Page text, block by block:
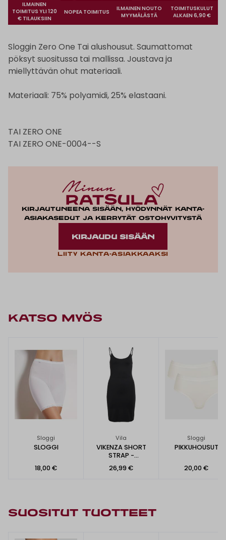
ILMAINEN
TOIMITUS YLI 120
€ TILAUKSIIN
NOPEA TOIMITUS
ILMAINEN NOUTO
MYYMÄLÄSTÄ
TOIMITUSKULUT
ALKAEN 6,90 €
Sloggin Zero One Tai alushousut. Saumattomat
pöksyt suositussa tai mallissa. Joustava ja
miellyttävän ohut materiaali.
Materiaali: 75% polyamidi, 25% elastaani.
TAI ZERO ONE
TAI ZERO ONE-0004--S
Kirjautuneena sisään, hyödynnät kanta-
asiakasedut ja kerrytät ostohyvitystä
KIRJAUDU SISÄÄN
Liity kanta-asiakkaaksi
KATSO MYÖS
Sloggi
SLOGGI
18,00 €
Vila
VIKENZA SHORT
STRAP -
26,99 €
Sloggi
PIKKUHOUSUT
20,00 €
SUOSITUT TUOTTEET